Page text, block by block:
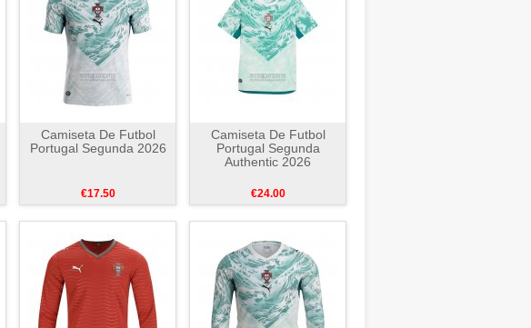
Camiseta De Futbol
Portugal Segunda 2026
€17.50
Camiseta De Futbol
Portugal Segunda
Authentic 2026
€24.00